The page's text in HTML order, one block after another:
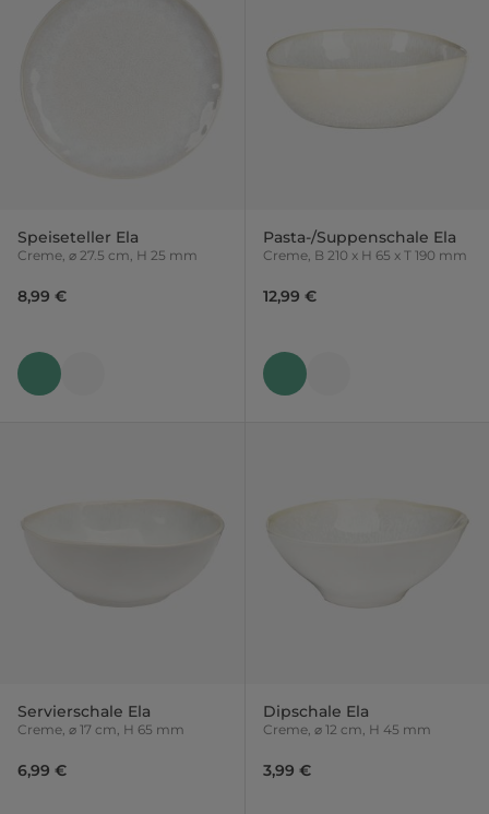
Speiseteller Ela
Creme, ⌀ 27.5 cm, H 25 mm
8,99 €
Pasta-/Suppenschale Ela
Creme, B 210 x H 65 x T 190 mm
12,99 €
Servierschale Ela
Creme, ⌀ 17 cm, H 65 mm
6,99 €
Dipschale Ela
Creme, ⌀ 12 cm, H 45 mm
3,99 €